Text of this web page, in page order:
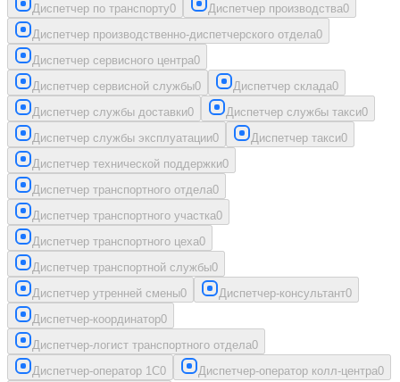
Диспетчер по транспорту0 Диспетчер производства0
Диспетчер производственно-диспетчерского отдела0
Диспетчер сервисного центра0
Диспетчер сервисной службы0 Диспетчер склада0
Диспетчер службы доставки0 Диспетчер службы такси0
Диспетчер службы эксплуатации0 Диспетчер такси0
Диспетчер технической поддержки0
Диспетчер транспортного отдела0
Диспетчер транспортного участка0
Диспетчер транспортного цеха0
Диспетчер транспортной службы0
Диспетчер утренней смены0 Диспетчер-консультант0
Диспетчер-координатор0
Диспетчер-логист транспортного отдела0
Диспетчер-оператор 1С0 Диспетчер-оператор колл-центра0